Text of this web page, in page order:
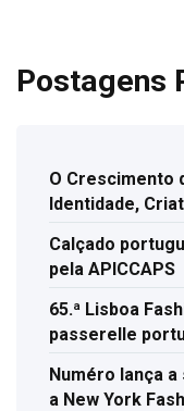
Postagens
O Crescimento
Identidade,
Calçado
pela APICCAPS
65.ª Lisboa
passerelle
Numéro lança
a New York